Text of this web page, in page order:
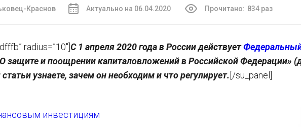
Краснов Актуально на 06.04.2020 Прочитано: 834 раз
radius=”10″] С 1 апреля 2020 года в России действует
защите и поощрении капиталовложений в Российской Федерации»
узнаете, зачем он необходим и что регулирует. [/su_panel]
инвестициям